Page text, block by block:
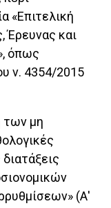
«Επιτελική
Έρευνας και
όπως
ν. 4354/2015
των μη
(Α'